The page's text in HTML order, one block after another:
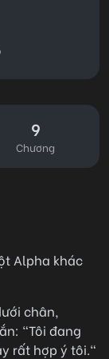
9
Chương
Alpha khác
chân,
"Tôi đang
rất hợp ý tôi."